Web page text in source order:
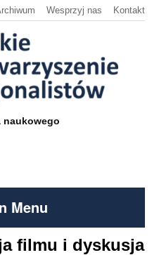
Wesprzyj nas Kontakt
naukowego
Menu
filmu i dyskusja